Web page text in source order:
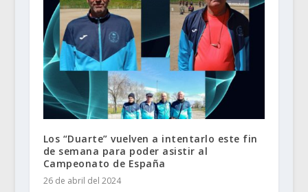
Los “Duarte” vuelven a intentarlo este fin
de semana para poder asistir al
Campeonato de España
26 de abril del 2024